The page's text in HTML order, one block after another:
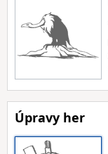
Úpravy her